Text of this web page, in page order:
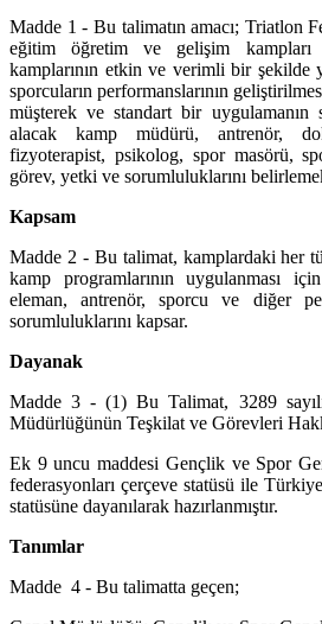
Madde 1 - Bu talimatın amacı; Triatlon
eğitim öğretim ve gelişim
kamplarının etkin ve verimli bir şekilde
sporcuların performanslarının
müşterek ve standart bir uygulamanın
alacak kamp müdürü, antrenör,
fizyoterapist, psikolog, spor masörü,
görev, yetki ve sorumluluklarını
Kapsam
Madde 2 - Bu talimat, kamplardaki her
kamp programlarının uygulanması
eleman, antrenör, sporcu ve diğer
sorumluluklarını kapsar.
Dayanak
Madde 3 - (1) Bu Talimat, 3289
Müdürlüğünün Teşkilat ve Görevleri
Ek 9 uncu maddesi Gençlik ve Spor
federasyonları çerçeve statüsü ile
statüsüne dayanılarak hazırlanmıştır.
Tanımlar
Madde 4 - Bu talimatta geçen;